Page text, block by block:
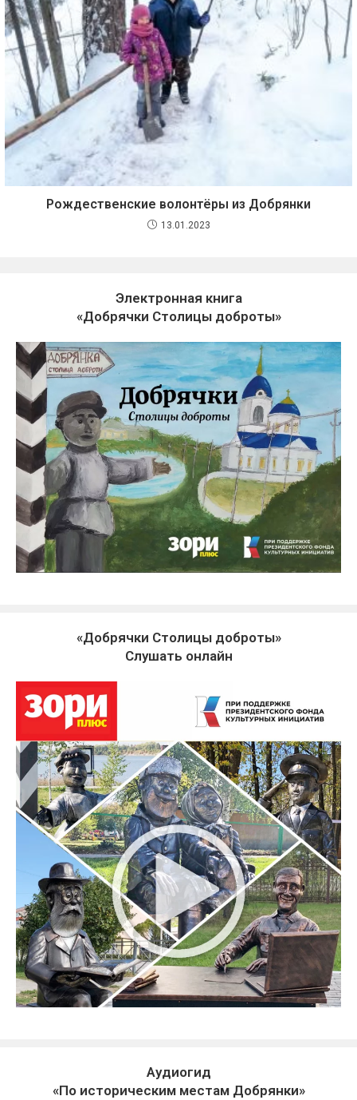
Рождественские волонтёры из Добрянки
13.01.2023
Электронная книга
«Добрячки Столицы доброты»
«Добрячки Столицы доброты»
Слушать онлайн
Аудиогид
«По историческим местам Добрянки»